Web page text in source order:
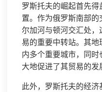
罗斯托夫的崛起首先
置。作为俄罗斯南部
尔加河与顿河交汇处
易的重要中转站。其
内多个重要城市，同
大地促进了其贸易的发
此外，罗斯托夫的经